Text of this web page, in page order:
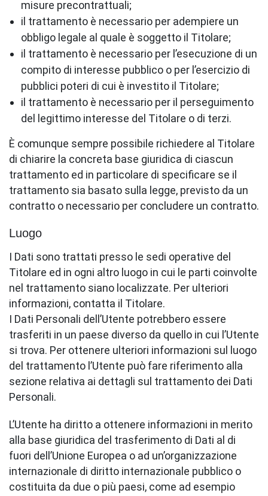
misure precontrattuali;
il trattamento è necessario per adempiere un
obbligo legale al quale è soggetto il Titolare;
il trattamento è necessario per l’esecuzione di un
compito di interesse pubblico o per l’esercizio di
pubblici poteri di cui è investito il Titolare;
il trattamento è necessario per il perseguimento
del legittimo interesse del Titolare o di terzi.
È comunque sempre possibile richiedere al Titolare
di chiarire la concreta base giuridica di ciascun
trattamento ed in particolare di specificare se il
trattamento sia basato sulla legge, previsto da un
contratto o necessario per concludere un contratto.
Luogo
I Dati sono trattati presso le sedi operative del
Titolare ed in ogni altro luogo in cui le parti coinvolte
nel trattamento siano localizzate. Per ulteriori
informazioni, contatta il Titolare.
I Dati Personali dell’Utente potrebbero essere
trasferiti in un paese diverso da quello in cui l’Utente
si trova. Per ottenere ulteriori informazioni sul luogo
del trattamento l’Utente può fare riferimento alla
sezione relativa ai dettagli sul trattamento dei Dati
Personali.
L’Utente ha diritto a ottenere informazioni in merito
alla base giuridica del trasferimento di Dati al di
fuori dell’Unione Europea o ad un’organizzazione
internazionale di diritto internazionale pubblico o
costituita da due o più paesi, come ad esempio